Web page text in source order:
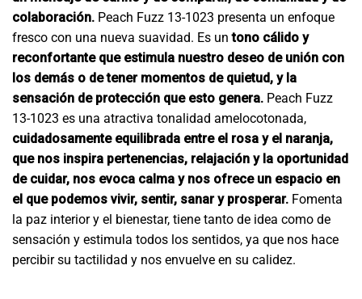
colaboración. Peach Fuzz 13-1023 presenta un enfoque
fresco con una nueva suavidad. Es untono cálido y
reconfortante que estimula nuestro deseo de unión con
los demás o de tener momentos de quietud, y la
sensación de protección que esto genera. Peach Fuzz
13-1023 es una atractiva tonalidad amelocotonada,
cuidadosamente equilibrada entre el rosa y el naranja,
que nos inspira pertenencias, relajación y la oportunidad
de cuidar, nos evoca calma y nos ofrece un espacio en
el que podemos vivir, sentir, sanar y prosperar. Fomenta
la paz interior y el bienestar, tiene tanto de idea como de
sensación y estimula todos los sentidos, ya que nos hace
percibir su tactilidad y nos envuelve en su calidez.